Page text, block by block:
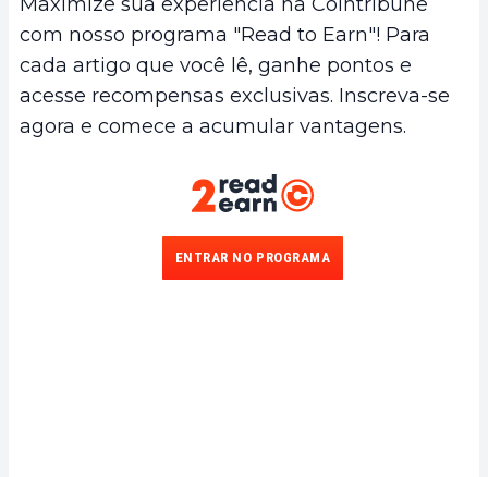
com nosso programa "Read to Earn"! Para
cada artigo que você lê, ganhe pontos e
acesse recompensas exclusivas. Inscreva-se
agora e comece a acumular vantagens.
ENTRAR NO PROGRAMA